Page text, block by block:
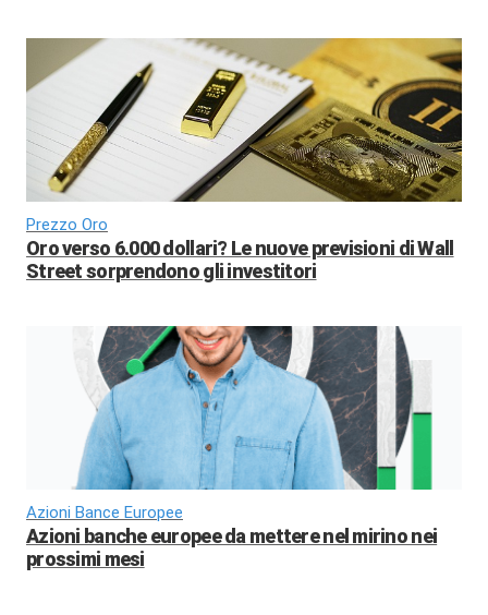
Prezzo Oro
Oro verso 6.000 dollari? Le nuove previsioni di Wall
Street sorprendono gli investitori
Azioni Bance Europee
Azioni banche europee da mettere nel mirino nei
prossimi mesi